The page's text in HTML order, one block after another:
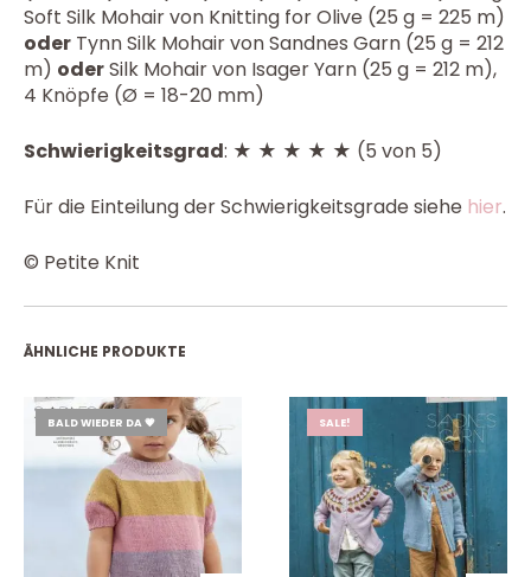
Soft Silk Mohair von Knitting for Olive (25 g = 225 m)
oder Tynn Silk Mohair von Sandnes Garn (25 g = 212
m) oderSilk Mohair von Isager Yarn (25 g = 212 m),
4 Knöpfe (Ø = 18-20 mm)
Schwierigkeitsgrad: ★ ★ ★ ★ ★ (5 von 5)
Für die Einteilung der Schwierigkeitsgrade siehe hier.
© Petite Knit
ÄHNLICHE PRODUKTE
BALD WIEDER DA 💗 SALE!